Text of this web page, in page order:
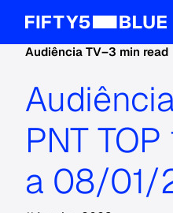
Audiência TV–3 min read
PNT
a 08/01/